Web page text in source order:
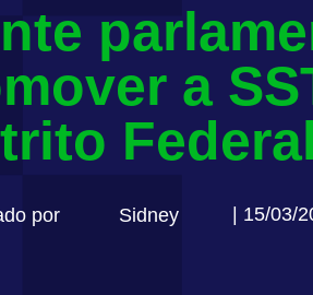
a
Federal
por Sidney | 15/03/